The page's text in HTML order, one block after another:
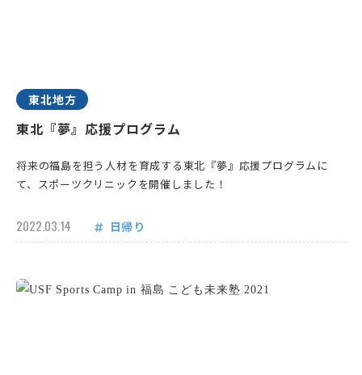
東北地方
東北『夢』応援プログラム
将来の福島を担う人材を育成する東北『夢』応援プログラムに
て、スポーツクリニックを開催しました！
2022.03.14 日帰り